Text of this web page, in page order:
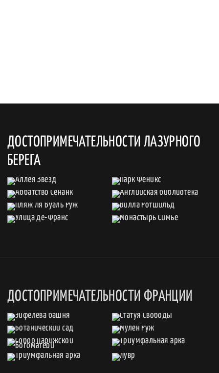
ДОСТОПРИМЕЧАТЕЛЬНОСТИ ЛАЗУРНОГО
БЕРЕГА
ДОСТОПРИМЕЧАТЕЛЬНОСТИ ФРАНЦИИ